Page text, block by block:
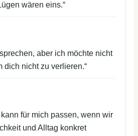
wären eins.“
aber ich möchte nicht
dich nicht zu verlieren.“
für mich passen, wenn wir
und Alltag konkret